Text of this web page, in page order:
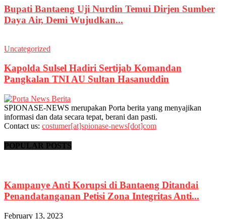
Bupati Bantaeng Uji Nurdin Temui Dirjen Sumber
Daya Air, Demi Wujudkan...
Uncategorized
Kapolda Sulsel Hadiri Sertijab Komandan
Pangkalan TNI AU Sultan Hasanuddin
SPIONASE-NEWS merupakan Porta berita yang menyajikan
informasi dan data secara tepat, berani dan pasti.
Contact us: costumer[at]spionase-news[dot]com
POPULAR POSTS
Kampanye Anti Korupsi di Bantaeng Ditandai
Penandatanganan Petisi Zona Integritas Anti...
February 13, 2023